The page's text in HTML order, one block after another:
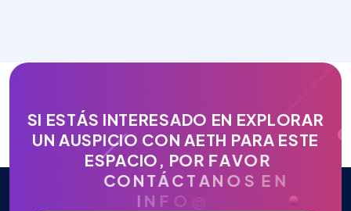
SI ESTÁS INTERESADO EN EXPLORAR
UN AUSPICIO CON AETH PARA ESTE
ESPACIO , POR FAVOR
CONT ÁC TANOSE N
O @ A ET